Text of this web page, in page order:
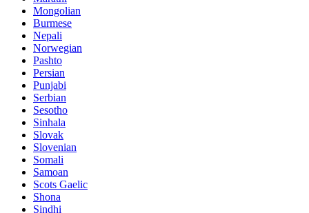
Mongolian
Burmese
Nepali
Norwegian
Pashto
Persian
Punjabi
Serbian
Sesotho
Sinhala
Slovak
Slovenian
Somali
Samoan
Scots Gaelic
Shona
Sindhi